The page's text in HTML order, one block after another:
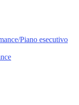
Piano esecutivo